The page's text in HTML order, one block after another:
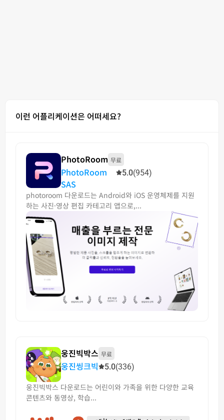
이런 어플리케이션은 어떠세요?
PhotoRoom 무료
PhotoRoom
SAS
5.0(954)
photoroom 다운로드는 Android와 iOS 운영체제를 지원
하는 사진·영상 편집 카테고리 앱으로,...
웅진빅박스 무료
웅진씽크빅 5.0(336)
웅진빅박스 다운로드는 어린이와 가족을 위한 다양한 교육
콘텐츠와 동영상, 학습...